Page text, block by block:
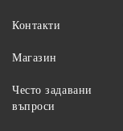
Контакти
Магазин
Често задавани
въпроси